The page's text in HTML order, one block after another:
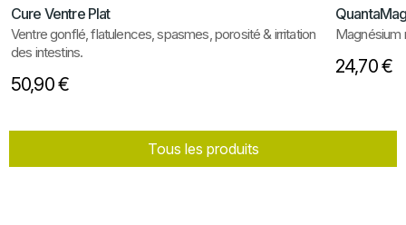
Cure Ventre Plat
Ventre gonflé, flatulences, spasmes, porosité & irritation
des intestins.
50,90 €
Magnésium
24,70 €
Tous les produits